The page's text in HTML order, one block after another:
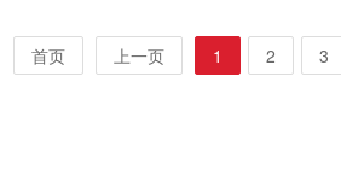
首页 上一页 1 2 3